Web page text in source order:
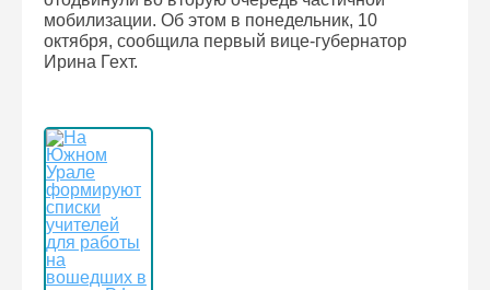
мобилизации. Об этом в понедельник, 10
октября, сообщила первый вице-губернатор
Ирина Гехт.